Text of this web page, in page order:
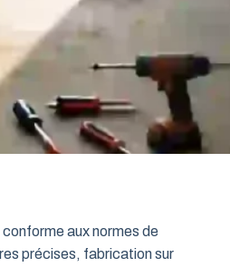
aux normes de
précises, fabrication sur